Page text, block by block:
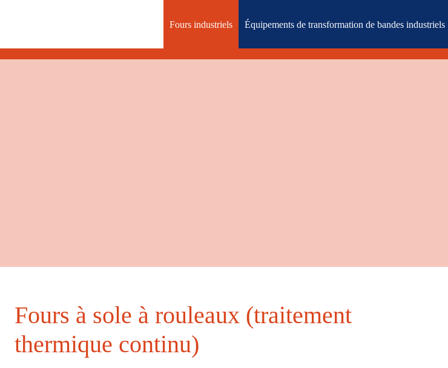
Fours industriels Équipements de transformation de bandes industriels
Fours à sole à rouleaux (traitement
thermique continu)